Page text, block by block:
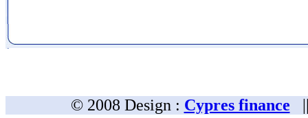
© 2008 Design : Cypres finance